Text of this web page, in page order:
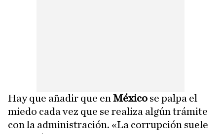
Hay que añadir que en México se palpa el
miedo cada vez que se realiza algún trámite
con la administración. «La corrupción suele